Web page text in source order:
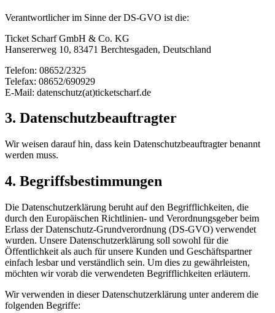
Verantwortlicher im Sinne der DS-GVO ist die:
Ticket Scharf GmbH & Co. KG
Hansererweg 10, 83471 Berchtesgaden, Deutschland
Telefon: 08652/2325
Telefax: 08652/690929
E-Mail: datenschutz(at)ticketscharf.de
3. Datenschutzbeauftragter
Wir weisen darauf hin, dass kein Datenschutzbeauftragter benannt
werden muss.
4. Begriffsbestimmungen
Die Datenschutzerklärung beruht auf den Begrifflichkeiten, die
durch den Europäischen Richtlinien- und Verordnungsgeber beim
Erlass der Datenschutz-Grundverordnung (DS-GVO) verwendet
wurden. Unsere Datenschutzerklärung soll sowohl für die
Öffentlichkeit als auch für unsere Kunden und Geschäftspartner
einfach lesbar und verständlich sein. Um dies zu gewährleisten,
möchten wir vorab die verwendeten Begrifflichkeiten erläutern.
Wir verwenden in dieser Datenschutzerklärung unter anderem die
folgenden Begriffe: